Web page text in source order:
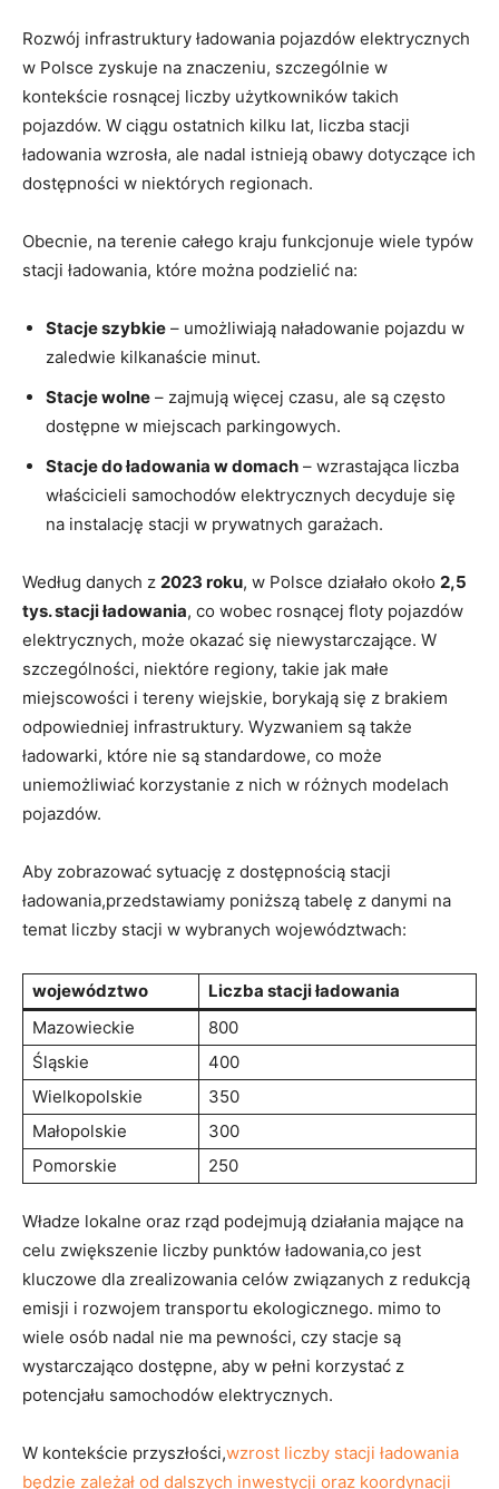
Rozwój‍ infrastruktury ładowania pojazdów elektrycznych⁢
w Polsce zyskuje na znaczeniu, szczególnie w
kontekście rosnącej⁣ liczby⁤ użytkowników takich
pojazdów. W ciągu ostatnich kilku lat, ‌liczba stacji
ładowania wzrosła,⁢ ale nadal⁣ istnieją obawy dotyczące ich
dostępności w niektórych ⁢regionach.
Obecnie, na terenie całego kraju funkcjonuje wiele ‌typów‍
stacji ładowania, które można podzielić na:
Stacje szybkie ‍– umożliwiają naładowanie ⁢pojazdu w
zaledwie kilkanaście minut.
Stacje wolne – zajmują więcej czasu,⁣ ale są często ​
dostępne⁤ w miejscach parkingowych.
Stacje do⁣ ładowania w domach – wzrastająca liczba
właścicieli⁤ samochodów elektrycznych​ decyduje się
na ‌instalację stacji w ⁣prywatnych garażach.
Według danych ⁤z 2023 roku, w Polsce działało około 2,5
tys. stacji ładowania, co wobec⁤ rosnącej floty pojazdów
elektrycznych, ⁢może okazać się niewystarczające. W‍
szczególności, niektóre regiony, takie jak małe
miejscowości i tereny wiejskie, borykają ‌się ⁣z brakiem
odpowiedniej infrastruktury. Wyzwaniem⁢ są także‍
ładowarki, które nie są standardowe,⁢ co może
uniemożliwiać korzystanie z nich ​w różnych modelach
pojazdów.
Aby zobrazować sytuację​ z dostępnością stacji
ładowania,przedstawiamy poniższą tabelę z danymi na
temat liczby stacji⁣ w wybranych województwach:
województwo
Liczba⁣ stacji ⁢ładowania
Mazowieckie
800
Śląskie
400
Wielkopolskie
350
Małopolskie
300
Pomorskie
250
Władze lokalne oraz rząd podejmują‍ działania ⁤mające na
celu zwiększenie liczby punktów ładowania,co jest
kluczowe dla ‌zrealizowania⁣ celów związanych ⁣z redukcją
⁢emisji i rozwojem transportu ekologicznego. mimo to
wiele osób nadal nie ⁣ma ‍pewności, ⁤czy stacje są
wystarczająco dostępne, aby w pełni korzystać z
potencjału samochodów elektrycznych.
W kontekście przyszłości,wzrost liczby⁢ stacji ładowania
będzie ⁣zależał od dalszych inwestycji oraz koordynacji